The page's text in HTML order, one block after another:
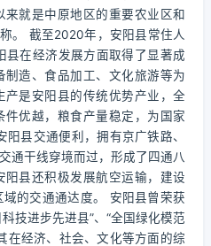
就是中原地区的重要农业区和
。 截至2020年，安阳县常住人
县在经济发展方面取得了显著成
造、食品加工、文化旅游等为
是安阳县的传统优势产业，全
优越，粮食产量稳定，为国家
县交通便利，拥有京广铁路、
通干线穿境而过，形成了四通八
县还积极发展航空运输，建设
的交通通达度。 安阳县曾荣获
技进步先进县”、“全国绿化模范
在经济、社会、文化等方面的综